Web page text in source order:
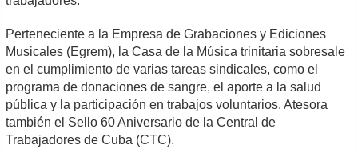
Perteneciente a la Empresa de Grabaciones y Ediciones
Musicales (Egrem), la Casa de la Música trinitaria sobresale
en el cumplimiento de varias tareas sindicales, como el
programa de donaciones de sangre, el aporte a la salud
pública y la participación en trabajos voluntarios. Atesora
también el Sello 60 Aniversario de la Central de
Trabajadores de Cuba (CTC).